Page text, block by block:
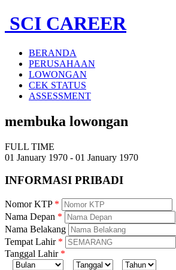
SCI CAREER
BERANDA
PERUSAHAAN
LOWONGAN
CEK STATUS
ASSESSMENT
membuka lowongan
FULL TIME
01 January 1970 - 01 January 1970
INFORMASI PRIBADI
Nomor KTP
Nama Depan
Nama Belakang
Tempat Lahir
Tanggal Lahir